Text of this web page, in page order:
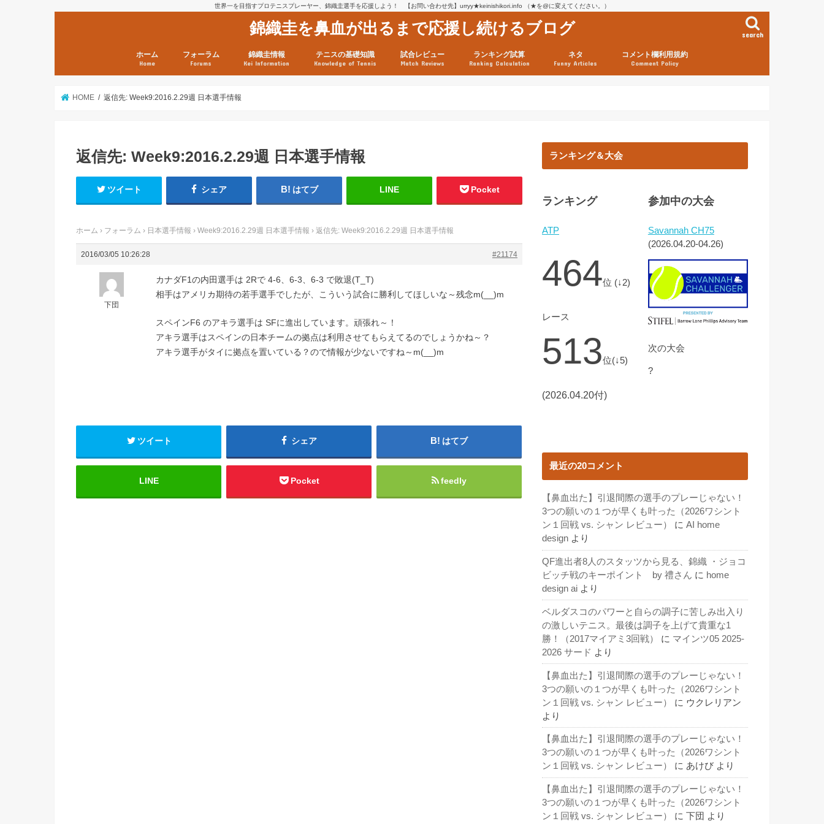
世界一を目指すプロテニスプレーヤー、錦織圭選手を応援しよう！ 【お問い合わせ先】urryy★keinishikori.info （★を@に変えてください。）
錦織圭を鼻血が出るまで応援し続けるブログ search
ホーム
Home
フォーラム
Forums
錦織圭情報
Kei Information
日現在）
点）
テニスの基礎知識
Knowledge of Tennis
試合レビュー
Match Reviews
ランキング試算
Ranking Calculation
ネタ
Funny Articles
コメント欄利用規約
Comment Policy
HOME 返信先: Week9:2016.2.29週 日本選手情報
返信先: Week9:2016.2.29週 日本選手情報
ツイート シェア はてブ LINE Pocket
ホーム › フォーラム › 日本選手情報 › Week9:2016.2.29週 日本選手情報 › 返信先: Week9:2016.2.29週 日本選手情報
2016/03/05 10:26:28 #21174
下団
カナダF1の内田選手は 2Rで 4-6、6-3、6-3 で敗退(T_T)
相手はアメリカ期待の若手選手でしたが、こういう試合に勝利してほしいな～残念m(__)m
スペインF6 のアキラ選手は SFに進出しています。頑張れ～！
アキラ選手はスペインの日本チームの拠点は利用させてもらえてるのでしょうかね～？
アキラ選手がタイに拠点を置いている？ので情報が少ないですね～m(__)m
ツイート シェア はてブ
LINE Pocket feedly
ランキング＆大会
ランキング
ATP
464位 (↓2)
レース
513位(↓5)
(2026.04.20付)
参加中の大会
Savannah CH75
(2026.04.20-04.26)
次の大会
?
最近の20コメント
【鼻血出た】引退間際の選手のプレーじゃない！
3つの願いの１つが早くも叶った（2026ワシント
ン１回戦 vs. シャン レビュー）
に AI home
design より
QF進出者8人のスタッツから見る、錦織 ・ジョコ
ビッチ戦のキーポイント by 禮さん に home
design ai より
ベルダスコのパワーと自らの調子に苦しみ出入り
の激しいテニス。最後は調子を上げて貴重な1
勝！（2017マイアミ3回戦）
に マインツ05 2025-
2026 サード より
【鼻血出た】引退間際の選手のプレーじゃない！
3つの願いの１つが早くも叶った（2026ワシント
ン１回戦 vs. シャン レビュー）
に ウクレリアン
より
【鼻血出た】引退間際の選手のプレーじゃない！
3つの願いの１つが早くも叶った（2026ワシント
ン１回戦 vs. シャン レビュー）
に あけび より
【鼻血出た】引退間際の選手のプレーじゃない！
3つの願いの１つが早くも叶った（2026ワシント
ン１回戦 vs. シャン レビュー）
に 下団 より